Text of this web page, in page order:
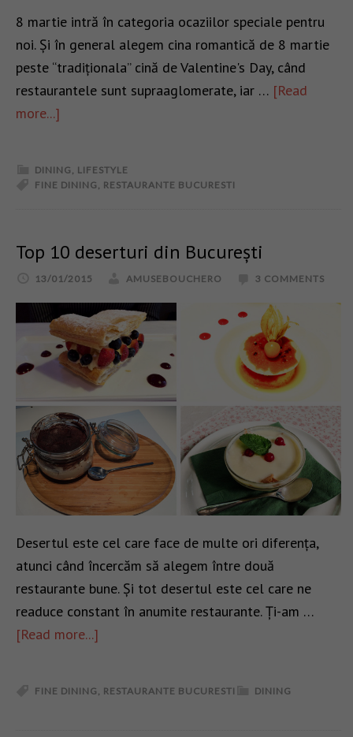
8 martie intră în categoria ocaziilor speciale pentru
noi. Și în general alegem cina romantică de 8 martie
peste “tradiționala” cină de Valentine's Day, când
restaurantele sunt supraaglomerate, iar … [Read
more...]
DINING , LIFESTYLE
FINE DINING , RESTAURANTE BUCURESTI
Top 10 deserturi din București
13/01/2015 AMUSEBOUCHERO 3 COMMENTS
Desertul este cel care face de multe ori diferența,
atunci când încercăm să alegem între două
restaurante bune. Și tot desertul este cel care ne
readuce constant în anumite restaurante. Ți-am …
[Read more...]
DINING
FINE DINING RESTAURANTE BUCURESTI